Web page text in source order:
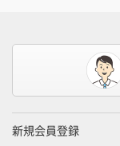
新規会員登録